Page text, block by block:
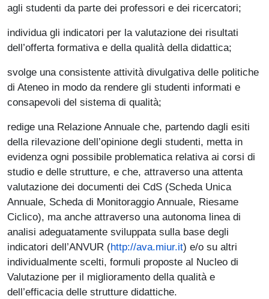
agli studenti da parte dei professori e dei ricercatori;
individua gli indicatori per la valutazione dei risultati
dell’offerta formativa e della qualità della didattica;
svolge una consistente attività divulgativa delle politiche
di Ateneo in modo da rendere gli studenti informati e
consapevoli del sistema di qualità;
redige una Relazione Annuale che, partendo dagli esiti
della rilevazione dell’opinione degli studenti, metta in
evidenza ogni possibile problematica relativa ai corsi di
studio e delle strutture, e che, attraverso una attenta
valutazione dei documenti dei CdS (Scheda Unica
Annuale, Scheda di Monitoraggio Annuale, Riesame
Ciclico), ma anche attraverso una autonoma linea di
analisi adeguatamente sviluppata sulla base degli
indicatori dell’ANVUR (http://ava.miur.it) e/o su altri
individualmente scelti, formuli proposte al Nucleo di
Valutazione per il miglioramento della qualità e
dell’efficacia delle strutture didattiche.